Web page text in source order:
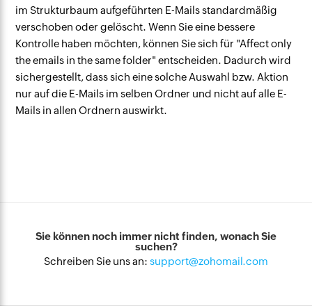
im Strukturbaum aufgeführten E-Mails standardmäßig
verschoben oder gelöscht. Wenn Sie eine bessere
Kontrolle haben möchten, können Sie sich für "Affect only
the emails in the same folder" entscheiden. Dadurch wird
sichergestellt, dass sich eine solche Auswahl bzw. Aktion
nur auf die E-Mails im selben Ordner und nicht auf alle E-
Mails in allen Ordnern auswirkt.
Sie können noch immer nicht finden, wonach Sie
suchen?
Schreiben Sie uns an: support@zohomail.com